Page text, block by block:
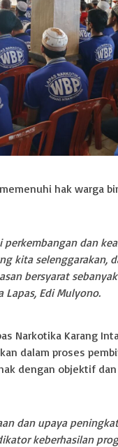
hak warga
dan
kita selenggarakan,
bersyarat
Lapas, Edi Mulyono.
Narkotika Karang
dalam proses
dengan objektif
dan upaya
keberhasilan